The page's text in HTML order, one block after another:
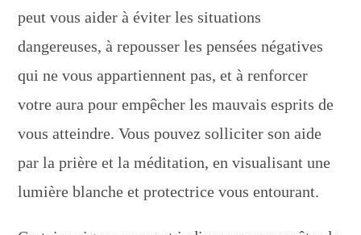
peut vous aider à éviter les situations
dangereuses, à repousser les pensées négatives
qui ne vous appartiennent pas, et à renforcer
votre aura pour empêcher les mauvais esprits de
vous atteindre. Vous pouvez solliciter son aide
par la prière et la méditation, en visualisant une
lumière blanche et protectrice vous entourant.